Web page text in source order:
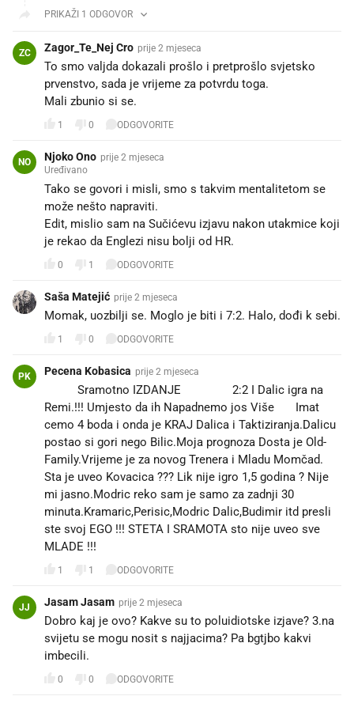
PRIKAŽI 1 ODGOVOR
ZC Zagor_Te_Nej Cro prije 2 mjeseca
To smo valjda dokazali prošlo i pretprošlo svjetsko
prvenstvo, sada je vrijeme za potvrdu toga.
Mali zbunio si se.
1 0 ODGOVORITE
NO Njoko Ono prije 2 mjeseca
Uređivano
Tako se govori i misli, smo s takvim mentalitetom se
može nešto napraviti.
Edit, mislio sam na Sučićevu izjavu nakon utakmice koji
je rekao da Englezi nisu bolji od HR.
0 1 ODGOVORITE
Saša Matejić prije 2 mjeseca
Momak, uozbilji se. Moglo je biti i 7:2. Halo, dođi k sebi.
1 0 ODGOVORITE
PK Pecena Kobasica prije 2 mjeseca
🤔🤔 Sramotno IZDANJE 👎👎👎 2:2 I Dalic igra na
Remi.!!! Umjesto da ih Napadnemo jos Više 😎 Imat
cemo 4 boda i onda je KRAJ Dalica i Taktiziranja.Dalicu
postao si gori nego Bilic.Moja prognoza Dosta je Old-
Family.Vrijeme je za novog Trenera i Mladu Momčad.
Sta je uveo Kovacica ??? Lik nije igro 1,5 godina ? Nije
mi jasno.Modric reko sam je samo za zadnji 30
minuta.Kramaric,Perisic,Modric Dalic,Budimir itd presli
ste svoj EGO !!! STETA I SRAMOTA sto nije uveo sve
MLADE !!!😎😎😎
1 1 ODGOVORITE
JJ Jasam Jasam prije 2 mjeseca
Dobro kaj je ovo? Kakve su to poluidiotske izjave? 3.na
svijetu se mogu nosit s najjacima? Pa bgtjbo kakvi
imbecili.
0 0 ODGOVORITE